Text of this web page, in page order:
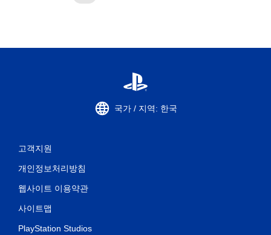
국가 / 지역: 한국
고객지원
개인정보처리방침
웹사이트 이용약관
사이트맵
PlayStation Studios